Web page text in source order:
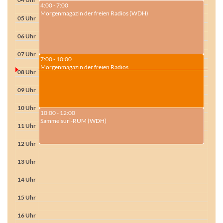
05 Uhr
06 Uhr
07 Uhr
08 Uhr
09 Uhr
10 Uhr
11 Uhr
12 Uhr
13 Uhr
14 Uhr
15 Uhr
16 Uhr
4:00 - 7:00
Morgenmagazin der freien Radios (WDH)
7:00 - 10:00
Morgenmagazin der freien Radios
10:00 - 12:00
Sammelsuri-RUM (WDH)